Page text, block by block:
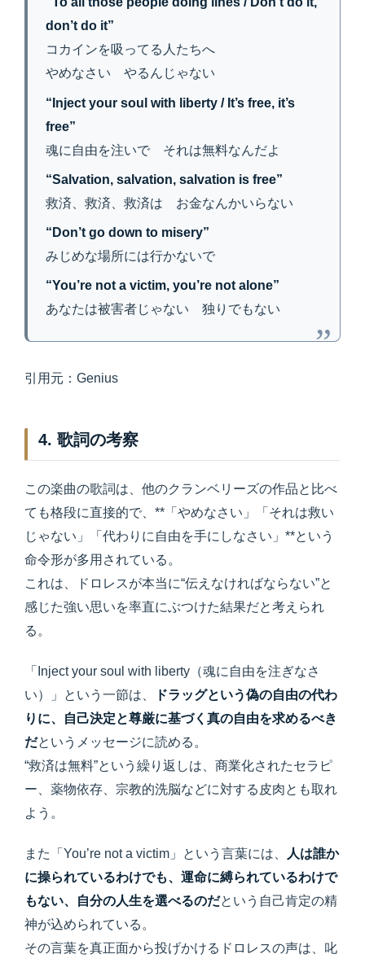
don’t do it”
コカインを吸ってる人たちへ
やめなさい やるんじゃない
“Inject your soul with liberty / It’s free, it’s
free”
魂に自由を注いで それは無料なんだよ
“Salvation, salvation, salvation is free”
救済、救済、救済は お金なんかいらない
“Don’t go down to misery”
みじめな場所には行かないで
“You’re not a victim, you’re not alone”
あなたは被害者じゃない 独りでもない
引用元：Genius
4. 歌詞の考察
この楽曲の歌詞は、他のクランベリーズの作品と比べ
ても格段に直接的で、**「やめなさい」「それは救い
じゃない」「代わりに自由を手にしなさい」**という
命令形が多用されている。
これは、ドロレスが本当に“伝えなければならない”と
感じた強い思いを率直にぶつけた結果だと考えられ
る。
「Inject your soul with liberty（魂に自由を注ぎなさ
い）」という一節は、
ドラッグという偽の自由の代わ
りに、自己決定と尊厳に基づく真の自由を求めるべき
だというメッセージに読める。
“救済は無料”という繰り返しは、商業化されたセラピ
ー、薬物依存、宗教的洗脳などに対する皮肉とも取れ
よう。
また「You’re not a victim」という言葉には、
人は誰か
に操られているわけでも、運命に縛られているわけで
もない、自分の人生を選べるのだという自己肯定の精
神が込められている。
その言葉を真正面から投げかけるドロレスの声は、叱